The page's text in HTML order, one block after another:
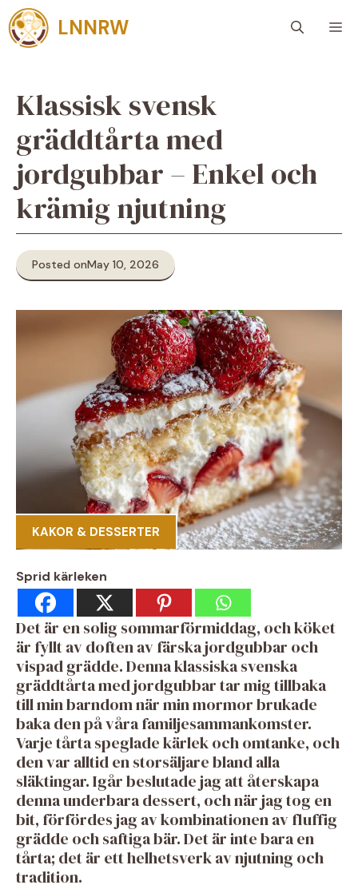
Skip
to
content
LNNRW
Klassisk svensk
gräddtårta med
jordgubbar – Enkel och
krämig njutning
Posted onMay 10, 2026
KAKOR & DESSERTER
Sprid kärleken
Det är en solig sommarförmiddag, och köket
är fyllt av doften av färska jordgubbar och
vispad grädde. Denna klassiska svenska
gräddtårta med jordgubbar tar mig tillbaka
till min barndom när min mormor brukade
baka den på våra familjesammankomster.
Varje tårta speglade kärlek och omtanke, och
den var alltid en storsäljare bland alla
släktingar. Igår beslutade jag att återskapa
denna underbara dessert, och när jag tog en
bit, förfördes jag av kombinationen av fluffig
grädde och saftiga bär. Det är inte bara en
tårta; det är ett helhetsverk av njutning och
tradition.